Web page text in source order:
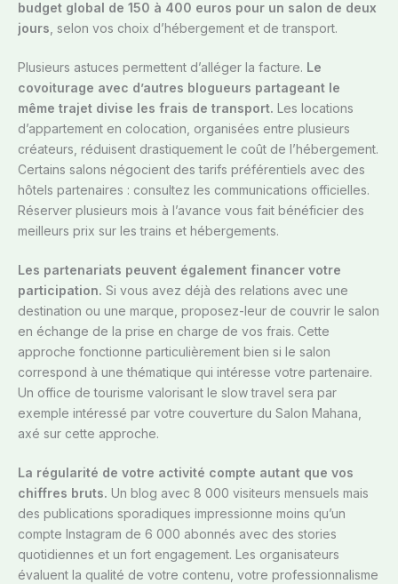
budget global de 150 à 400 euros pour un salon de deux
jours , selon vos choix d’hébergement et de transport.
Plusieurs astuces permettent d’alléger la facture. Le
covoiturage avec d’autres blogueurs partageant le
même trajet divise les frais de transport. Les locations
d’appartement en colocation, organisées entre plusieurs
créateurs, réduisent drastiquement le coût de l’hébergement.
Certains salons négocient des tarifs préférentiels avec des
hôtels partenaires : consultez les communications officielles.
Réserver plusieurs mois à l’avance vous fait bénéficier des
meilleurs prix sur les trains et hébergements.
Les partenariats peuvent également financer votre
participation. Si vous avez déjà des relations avec une
destination ou une marque, proposez-leur de couvrir le salon
en échange de la prise en charge de vos frais. Cette
approche fonctionne particulièrement bien si le salon
correspond à une thématique qui intéresse votre partenaire.
Un office de tourisme valorisant le slow travel sera par
exemple intéressé par votre couverture du Salon Mahana,
axé sur cette approche.
La régularité de votre activité compte autant que vos
chiffres bruts. Un blog avec 8 000 visiteurs mensuels mais
des publications sporadiques impressionne moins qu’un
compte Instagram de 6 000 abonnés avec des stories
quotidiennes et un fort engagement. Les organisateurs
évaluent la qualité de votre contenu, votre professionnalisme